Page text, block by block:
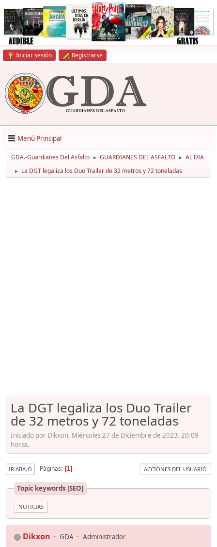
Iniciar sesión Registrarse
Menú Principal
GDA.-Guardianes Del Asfalto ► GUARDIANES DEL ASFALTO ► AL DIA
► La DGT legaliza los Duo Trailer de 32 metros y 72 toneladas
La DGT legaliza los Duo Trailer
de 32 metros y 72 toneladas
Iniciado por Dikxon, Miércoles 27 de Diciembre de 2023. 20:09
horas.
IR ABAJO Páginas 1 ACCIONES DEL USUARIO
Topic keywords [SEO]
NOTICIAS
Dikxon GDA Administrador